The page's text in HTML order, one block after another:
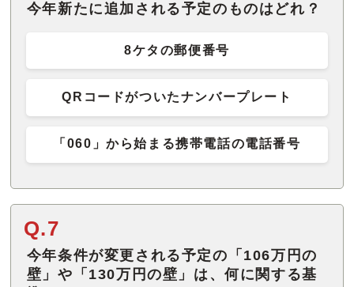
今年新たに追加される予定のものはどれ？
8ケタの郵便番号
QRコードがついたナンバープレート
「060」から始まる携帯電話の電話番号
Q.7
今年条件が変更される予定の「106万円の
壁」や「130万円の壁」は、何に関する基